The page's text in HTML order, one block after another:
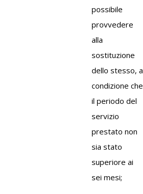
possibile
provvedere
alla
sostituzione
dello stesso, a
condizione che
il periodo del
servizio
prestato non
sia stato
superiore ai
sei mesi;